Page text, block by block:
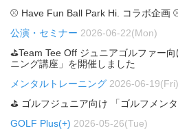
⚾ Have Fun Ball Park Hi. コラボ企画
公演・セミナー 2026-06-22(Mon)
⛳Team Tee Off ジュニアゴルファー
ニング講座」を開催しました
メンタルトレーニング 2026-06-19(Fri)
⛳ ゴルフジュニア向け 「ゴルフメン
GOLF Plus(+) 2026-05-26(Tue)